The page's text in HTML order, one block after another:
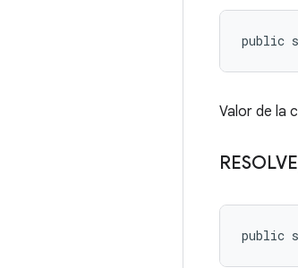
public
Valor de la
RESOLVE
public